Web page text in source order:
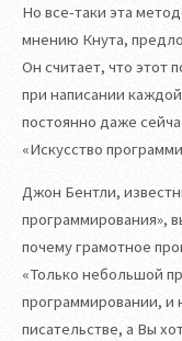
Но все-таки эта
мнению Кнута,
Он считает, что этот
при написании
постоянно даже
«Искусство
Джон Бентли,
программирования»,
почему грамотное
«Только небольшой
программировании,
писательстве, а Вы